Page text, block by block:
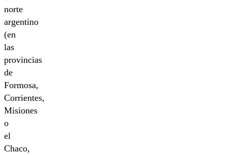
norte
argentino
(en
las
provincias
de
Formosa,
Corrientes,
Misiones
o
el
Chaco,